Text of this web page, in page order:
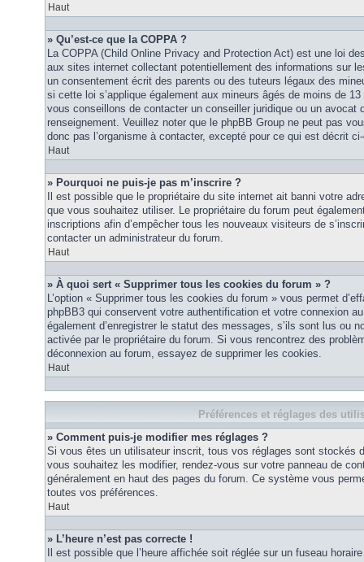
Haut
» Qu’est-ce que la COPPA ?
La COPPA (Child Online Privacy and Protection Act) est une loi
aux sites internet collectant potentiellement des informations sur
un consentement écrit des parents ou des tuteurs légaux des
si cette loi s’applique également aux mineurs âgés de moins de
vous conseillons de contacter un conseiller juridique ou un avocat
renseignement. Veuillez noter que le phpBB Group ne peut pas
donc pas l’organisme à contacter, excepté pour ce qui est décrit
Haut
» Pourquoi ne puis-je pas m’inscrire ?
Il est possible que le propriétaire du site internet ait banni votre
que vous souhaitez utiliser. Le propriétaire du forum peut
inscriptions afin d’empêcher tous les nouveaux visiteurs de
contacter un administrateur du forum.
Haut
» À quoi sert « Supprimer tous les cookies du forum » ?
L’option « Supprimer tous les cookies du forum » vous permet
phpBB3 qui conservent votre authentification et votre connexion
également d’enregistrer le statut des messages, s’ils sont lus ou
activée par le propriétaire du forum. Si vous rencontrez des
déconnexion au forum, essayez de supprimer les cookies.
Haut
Préférences et réglages des
» Comment puis-je modifier mes réglages ?
Si vous êtes un utilisateur inscrit, tous vos réglages sont stockés
vous souhaitez les modifier, rendez-vous sur votre panneau de
généralement en haut des pages du forum. Ce système vous
toutes vos préférences.
Haut
» L’heure n’est pas correcte !
Il est possible que l’heure affichée soit réglée sur un fuseau